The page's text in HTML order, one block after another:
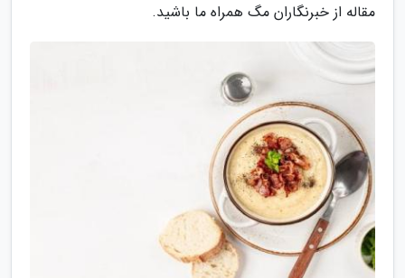
مقاله از خبرنگاران مگ همراه ما باشید.